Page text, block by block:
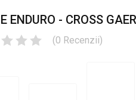
ENDURO - CROSS
(0 Recenzii)